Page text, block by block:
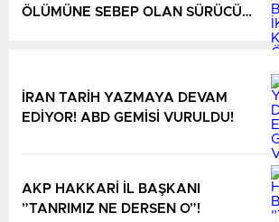
ÖLÜMÜNE SEBEP OLAN SÜRÜCÜ
İRAN TARİH YAZMAYA DEVAM
EDİYOR! ABD GEMİSİ VURULDU!
AKP HAKKARİ İL BAŞKANI
”TANRIMIZ NE DERSEN O”!